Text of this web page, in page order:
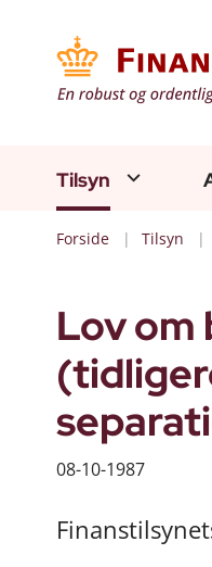
Tilsyn
Forside Tilsyn
Lov om
08-10-1987